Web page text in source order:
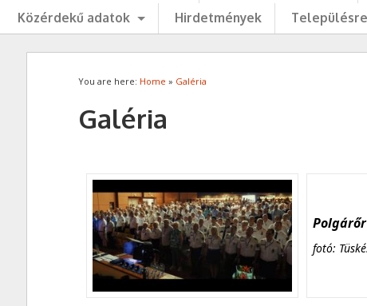
Közérdekű adatok
Hirdetmények
You are here: Home » Galéria
Galéria
fotó: